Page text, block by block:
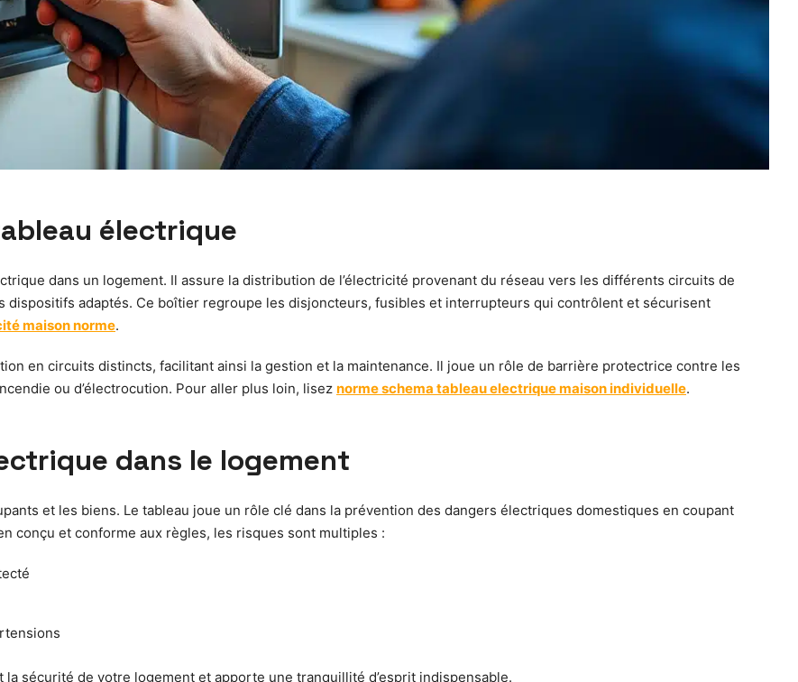
électrique
dans un logement. Il assure la distribution de l’électricité provenant du réseau vers les différents circuits de
dispositifs adaptés. Ce boîtier regroupe les disjoncteurs, fusibles et interrupteurs qui contrôlent et sécurisent
maison norme.
en circuits distincts, facilitant ainsi la gestion et la maintenance. Il joue un rôle de barrière protectrice contre les
ou d’électrocution. Pour aller plus loin, lisez norme schema tableau electrique maison individuelle.
dans le logement
et les biens. Le tableau joue un rôle clé dans la prévention des dangers électriques domestiques en coupant
conçu et conforme aux règles, les risques sont multiples :
sécurité de votre logement et apporte une tranquillité d’esprit indispensable.